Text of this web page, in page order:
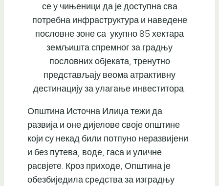
се у чињеници да је доступна сва
потребна инфраструктура и наведене
пословне зоне са укупно 85 хектара
земљишта спремног за градњу
пословних објеката, тренутно
представљају веома атрактивну
дестинацију за улагање инвеститора.
Општина Источна Илиџа тежи да
развија и оне дијелове своје општине
који су некад били потпуно неразвијени
и без путева, воде, гаса и уличне
расвјете. Кроз приходе, Општина је
обезбиједила срeдства за изградњу